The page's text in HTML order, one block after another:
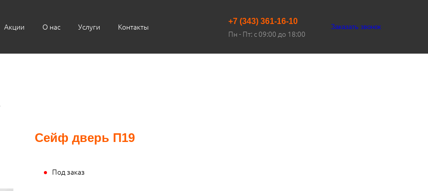
Акции О нас Услуги Контакты
+7 (343) 361-16-10
Пн - Пт: с 09:00 до 18:00
Заказать звонок
Сейф дверь П19
Под заказ